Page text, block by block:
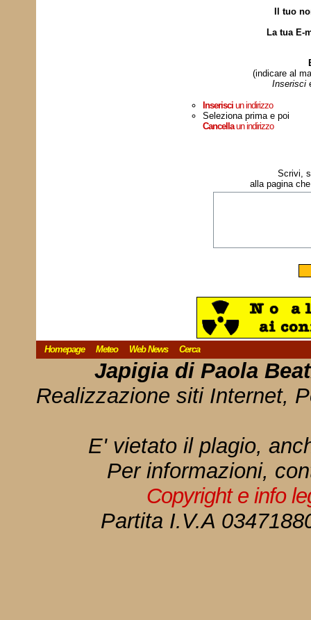
Il tuo
La tua E-
(indicare al
Inserisci
Inserisciun indirizzo
Seleziona prima e poi
Cancellaun indirizzo
Scrivi,
alla pagina
Homepage Meteo Web News Cerca
Japigia di Paola
Realizzazione siti Internet,
E' vietato il plagio,
Per informazioni,
Copyright e info
Partita I.V.A